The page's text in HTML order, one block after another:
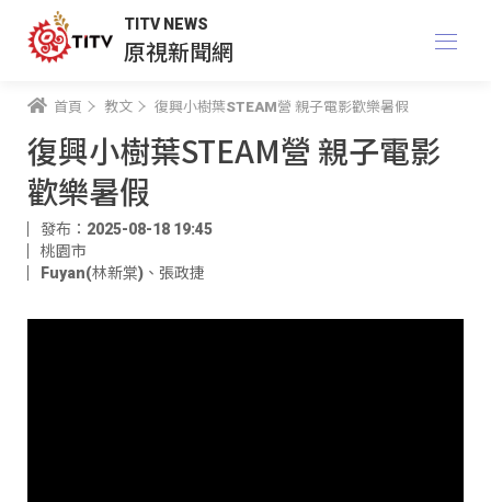
TITV NEWS
原視新聞網
首頁 教文 復興小樹葉STEAM營 親子電影歡樂暑假
復興小樹葉STEAM營 親子電影
歡樂暑假
發布：2025-08-18 19:45
桃園市
Fuyan(林新棠) 、 張政捷